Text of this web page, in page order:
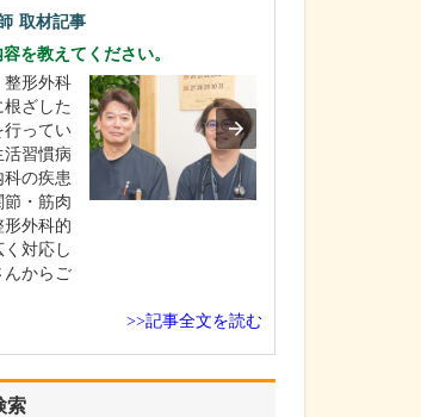
索
取材記事
を教えてください。
整形外科
ざした
行ってい
活習慣病
科の疾患
・筋肉
外科的
対応し
んからご
>>記事全文を読む